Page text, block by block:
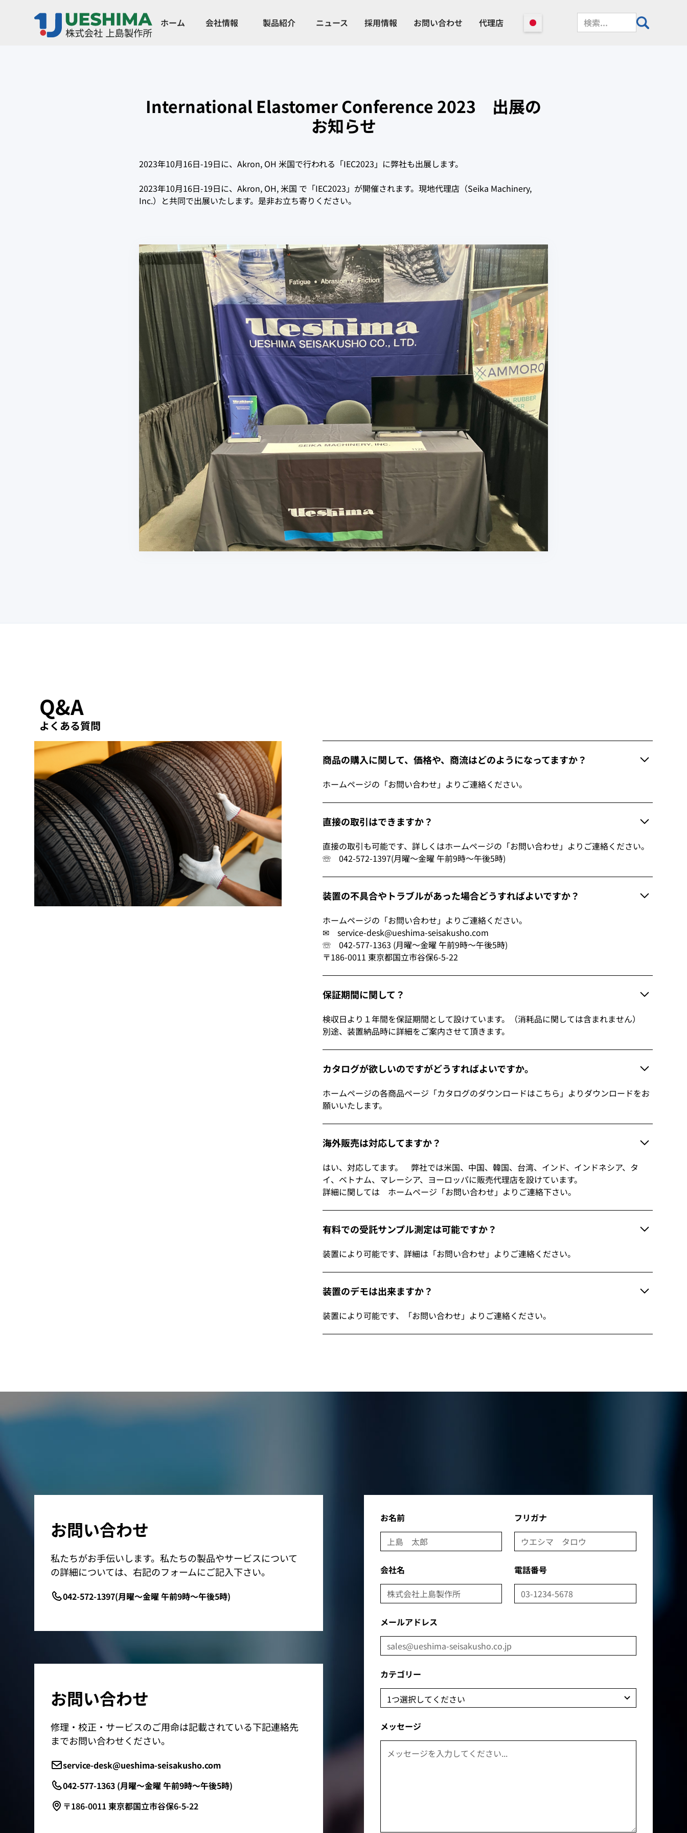
ホーム 会社情報 製品紹介 ニュース 採用情報 お問い合わせ 代理店
International Elastomer Conference 2023 出展の
お知らせ
2023年10月16日-19日に、Akron, OH 米国で行われる「IEC2023」に弊社も出展します。
2023年10月16日-19日に、Akron, OH, 米国 で「IEC2023」が開催されます。現地代理店（Seika Machinery,
Inc.）と共同で出展いたします。是非お立ち寄りください。
Q&A
よくある質問
商品の購入に関して、価格や、商流はどのようになってますか？
ホームページの「お問い合わせ」よりご連絡ください。
直接の取引はできますか？
直接の取引も可能です、詳しくはホームページの「お問い合わせ」よりご連絡ください。
☏ 042-572-1397(月曜～金曜 午前9時～午後5時)
装置の不具合やトラブルがあった場合どうすればよいですか？
ホームページの「お問い合わせ」よりご連絡ください。
✉ service-desk@ueshima-seisakusho.com
☏ 042-577-1363 (月曜～金曜 午前9時～午後5時)
〒186-0011 東京都国立市谷保6-5-22
保証期間に関して？
検収日より１年間を保証期間として設けています。（消耗品に関しては含まれません）
別途、装置納品時に詳細をご案内させて頂きます。
カタログが欲しいのですがどうすればよいですか。
ホームページの各商品ページ「カタログのダウンロードはこちら」よりダウンロードをお
願いいたします。
海外販売は対応してますか？
はい、対応してます。 弊社では米国、中国、韓国、台湾、インド、インドネシア、タ
イ、ベトナム、マレーシア、ヨーロッパに販売代理店を設けています。
詳細に関しては ホームページ「お問い合わせ」よりご連絡下さい。
有料での受託サンプル測定は可能ですか？
装置により可能です、詳細は「お問い合わせ」よりご連絡ください。
装置のデモは出来ますか？
装置により可能です、「お問い合わせ」よりご連絡ください。
お問い合わせ
私たちがお手伝いします。私たちの製品やサービスについて
の詳細については、右記のフォームにご記入下さい。
042-572-1397(月曜～金曜 午前9時～午後5時)
お問い合わせ
修理・校正・サービスのご用命は記載されている下記連絡先
までお問い合わせください。
service-desk@ueshima-seisakusho.com
042-577-1363 (月曜～金曜 午前9時～午後5時)
〒186-0011 東京都国立市谷保6-5-22
お名前 フリガナ
会社名 電話番号
メールアドレス
カテゴリー
メッセージ